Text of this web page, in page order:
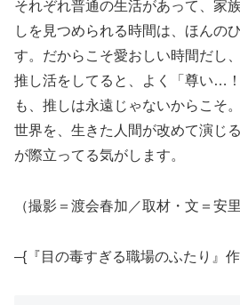
それぞれ普通の生活があって、家
しを見つめられる時間は、ほんの
す。だからこそ愛おしい時間だし
推し活をしてると、よく「尊い…
も、推しは永遠じゃないからこそ
世界を、生きた人間が改めて演じ
が際立ってる気がします。
（撮影＝渡会春加／取材・文＝安里
–{『目の毒すぎる職場のふたり』